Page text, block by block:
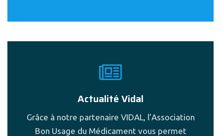
Actualité Vidal
Grâce à notre partenaire VIDAL, l’Association
Bon Usage du Médicament vous permet